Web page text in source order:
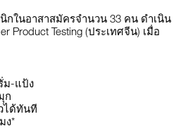
กในอาสาสมัครจำนวน 33 คน ดำเนิน
Product Testing (ประเทศจีน) เมื่อ
ม-แป้ง
ก
ได้ทันที
ง*